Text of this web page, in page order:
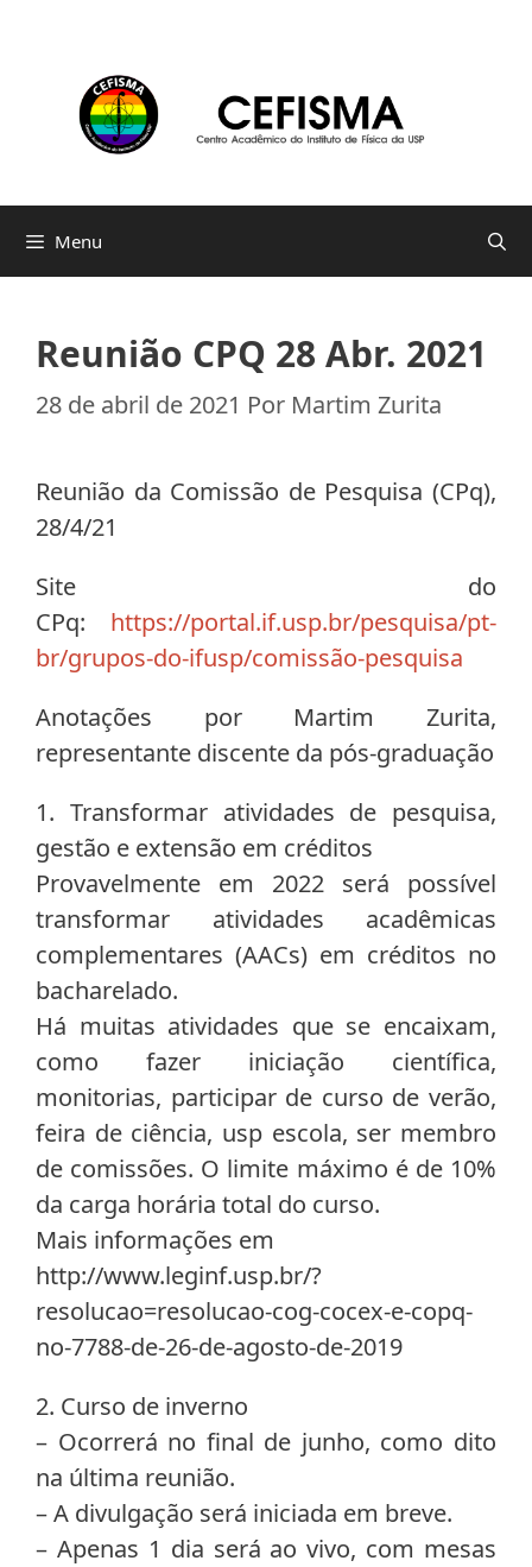
conteúdo
Menu
Reunião CPQ 28 Abr. 2021
28 de abril de 2021 Por Martim Zurita
Reunião da Comissão de Pesquisa (CPq),
28/4/21
Site do
CPq: https://portal.if.usp.br/pesquisa/pt-
br/grupos-do-ifusp/comissão-pesquisa
Anotações por Martim Zurita,
representante discente da pós-graduação
1. Transformar atividades de pesquisa,
gestão e extensão em créditos
Provavelmente em 2022 será possível
transformar atividades acadêmicas
complementares (AACs) em créditos no
bacharelado.
Há muitas atividades que se encaixam,
como fazer iniciação científica,
monitorias, participar de curso de verão,
feira de ciência, usp escola, ser membro
de comissões. O limite máximo é de 10%
da carga horária total do curso.
Mais informações em
http://www.leginf.usp.br/?
resolucao=resolucao-cog-cocex-e-copq-
no-7788-de-26-de-agosto-de-2019
2. Curso de inverno
– Ocorrerá no final de junho, como dito
na última reunião.
– A divulgação será iniciada em breve.
– Apenas 1 dia será ao vivo, com mesas